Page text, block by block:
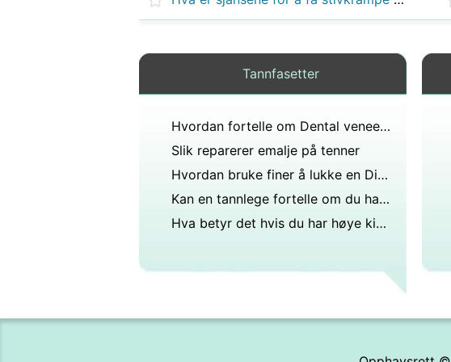
Tannfasetter
Hvordan fortelle om Dental veneers er riktig for deg
Slik reparerer emalje på tenner
Hvordan bruke finer å lukke en Diastema
Kan en tannlege fortelle om du har røykt sigaretter?
Hva betyr det hvis du har høye kinnbein?